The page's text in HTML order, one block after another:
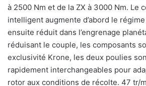
à 2500 Nm et de la ZX à 3000 Nm. Le
intelligent augmente d’abord le
ensuite réduit dans l’engrenage
réduisant le couple, les composants
exclusivité Krone, les deux poulies
rapidement interchangeables pour
rotor aux conditions de récolte. 47 tr/